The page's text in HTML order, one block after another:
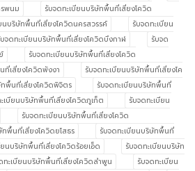
พนม
รับจดทะเบียนบริษัทพื้นที่เสี่ยงโควิด
นบริษัทพื้นที่เสี่ยงโควิดนครสวรรค์
รับจดทะเบียน
จดทะเบียนบริษัทพื้นที่เสี่ยงโควิดบึงกาฬ
รับจด
รับจดทะเบียนบริษัทพื้นที่เสี่ยงโควิด
ที่เสี่ยงโควิดพังงา
รับจดทะเบียนบริษัทพื้นที่เสี่ยงโค
ทพื้นที่เสี่ยงโควิดพิจิตร
รับจดทะเบียนบริษัทพื้นที่
เบียนบริษัทพื้นที่เสี่ยงโควิดภูเก็ต
รับจดทะเบียน
รับจดทะเบียนบริษัทพื้นที่เสี่ยงโควิด
ทพื้นที่เสี่ยงโควิดยโสธร
รับจดทะเบียนบริษัทพื้นที่
ยนบริษัทพื้นที่เสี่ยงโควิดร้อยเอ็ด
รับจดทะเบียนบริษัท
ทะเบียนบริษัทพื้นที่เสี่ยงโควิดลำพูน
รับจดทะเบียน